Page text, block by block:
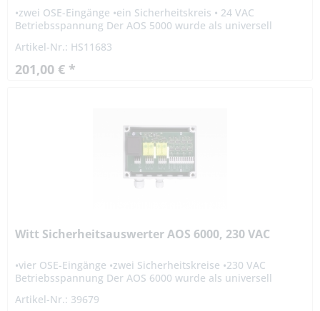
•zwei OSE-Eingänge •ein Sicherheitskreis • 24 VAC
Betriebsspannung Der AOS 5000 wurde als universell
optischen...
Artikel-Nr.: HS11683
201,00 € *
Witt Sicherheitsauswerter AOS 6000, 230 VAC
•vier OSE-Eingänge •zwei Sicherheitskreise •230 VAC
Betriebsspannung Der AOS 6000 wurde als universell
optischen...
Artikel-Nr.: 39679